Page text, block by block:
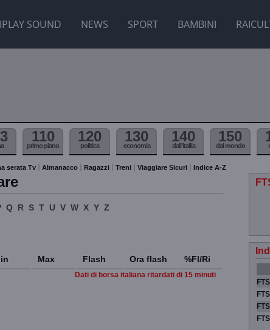
SOUND NEWS SPORT BAMBINI
110
primo piano
120
politica
130
economia
140
dall'itallia
150
dal mondo
serata Tv Almanacco Ragazzi Treni Viaggiare Sicuri Indice A-Z
Q R S T U V W X Y Z
Max Flash Ora flash %Fl/Ri
Dati di borsa italiana ritardati di 15 minuti